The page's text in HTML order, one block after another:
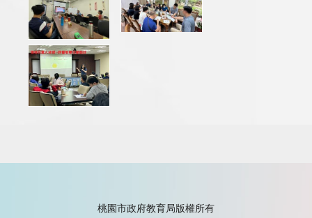
桃園市政府教育局版權所有